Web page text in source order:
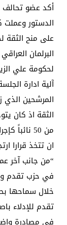
أكد عضو تحالف
الدستور
على منح الثقة
البرلمان
لحكومة علي
آلية ادارة
المرشحين الذي
الثقة اذ كان
من 50
ان تتخذ قرارا
“من جانب آخر
في حزب تقدم
خلال سماحها
تقدم للإدلاء
في مصادرة